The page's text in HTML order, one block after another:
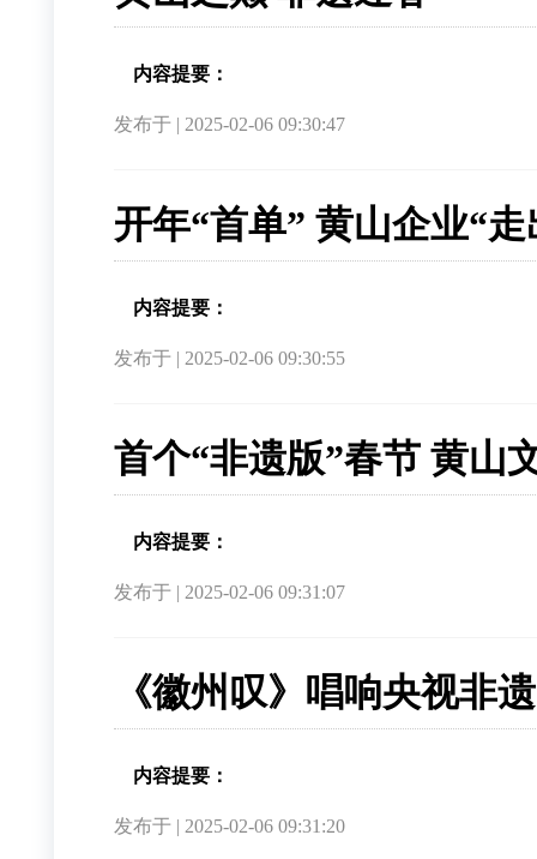
内容提要：
发布于 | 2025-02-06 09:30:47
开年“首单” 黄山企业“
内容提要：
发布于 | 2025-02-06 09:30:55
首个“非遗版”春节 黄山
内容提要：
发布于 | 2025-02-06 09:31:07
《徽州叹》唱响央视非
内容提要：
发布于 | 2025-02-06 09:31:20